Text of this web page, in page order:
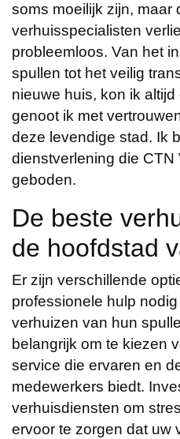
soms moeilijk zijn, maar
verhuisspecialisten
probleemloos. Van het
spullen tot het veilig
nieuwe huis, kon ik
genoot ik met
deze levendige stad. Ik
dienstverlening die CTN
geboden.
De beste
de hoofdstad
Er zijn verschillende
professionele hulp
verhuizen van hun
belangrijk om te kiezen
service die ervaren en
medewerkers biedt.
verhuisdiensten om
ervoor te zorgen dat uw